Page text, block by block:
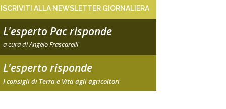
ISCRIVITI ALLA NEWSLETTER GIORNALIERA
L'esperto Pac risponde
a cura di Angelo Frascarelli
L'esperto risponde
I consigli di Terra e Vita agli agricoltori